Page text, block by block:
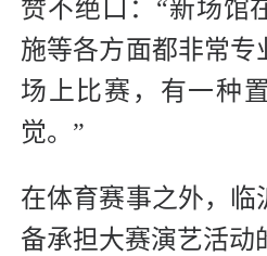
赞不绝口：“新场馆
施等各方面都非常专
场上比赛，有一种
觉。”
在体育赛事之外，临
备承担大赛演艺活动